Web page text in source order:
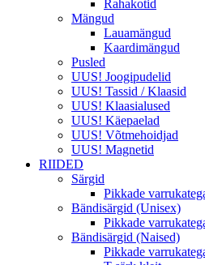
Rahakotid
Mängud
Lauamängud
Kaardimängud
Pusled
UUS! Joogipudelid
UUS! Tassid / Klaasid
UUS! Klaasialused
UUS! Käepaelad
UUS! Võtmehoidjad
UUS! Magnetid
RIIDED
Särgid
Pikkade
Bändisärgid (Unisex)
Pikkade
Bändisärgid (Naised)
Pikkade